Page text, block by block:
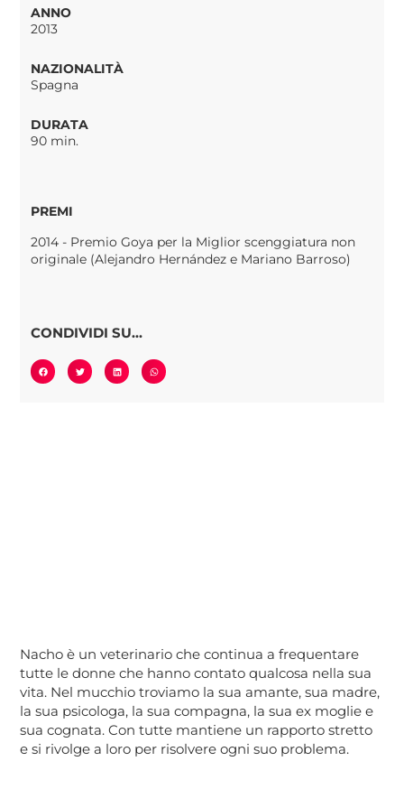
ANNO
2013
NAZIONALITÀ
Spagna
DURATA
90 min.
PREMI
2014 - Premio Goya per la Miglior scenggiatura non
originale (Alejandro Hernández e Mariano Barroso)
CONDIVIDI SU...
Nacho è un veterinario che continua a frequentare
tutte le donne che hanno contato qualcosa nella sua
vita. Nel mucchio troviamo la sua amante, sua madre,
la sua psicologa, la sua compagna, la sua ex moglie e
sua cognata. Con tutte mantiene un rapporto stretto
e si rivolge a loro per risolvere ogni suo problema.